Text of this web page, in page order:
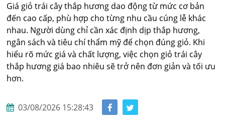
Giá giỏ trái cây thắp hương dao động từ mức cơ bản
đến cao cấp, phù hợp cho từng nhu cầu cúng lễ khác
nhau. Người dùng chỉ cần xác định dịp thắp hương,
ngân sách và tiêu chí thẩm mỹ để chọn đúng giỏ. Khi
hiểu rõ mức giá và chất lượng, việc chọn giỏ trái cây
thắp hương giá bao nhiêu sẽ trở nên đơn giản và tối ưu
hơn.
03/08/2026 15:28:43